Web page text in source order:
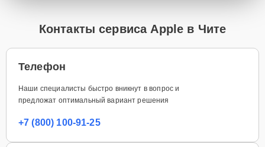
Контакты сервиса Apple в Чите
Телефон
Наши специалисты быстро вникнут в вопрос и
предложат оптимальный вариант решения
+7 (800) 100-91-25